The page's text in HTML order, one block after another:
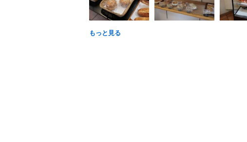
もっと見る